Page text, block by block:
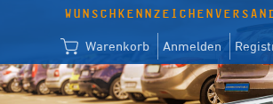
Warenkorb Anmelden